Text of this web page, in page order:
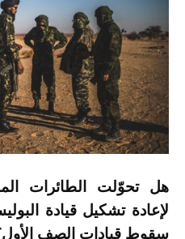
هل تحوّلت الطائرات
لإعادة تشكيل قيادة
سقوط قيادات الصف